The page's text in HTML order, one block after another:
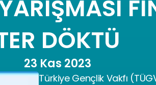
DÖKTÜ
23 Kas 2023
Türkiye Gençlik Vakfı